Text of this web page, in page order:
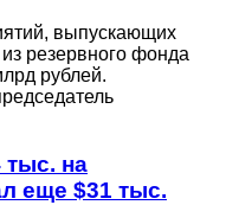
выпускающих
резервного фонда
рублей.
тыс. на
еще $31 тыс.